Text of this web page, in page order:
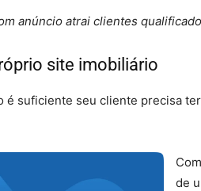
anúncio atrai clientes
site imobiliário
é suficiente seu cliente precisa
de